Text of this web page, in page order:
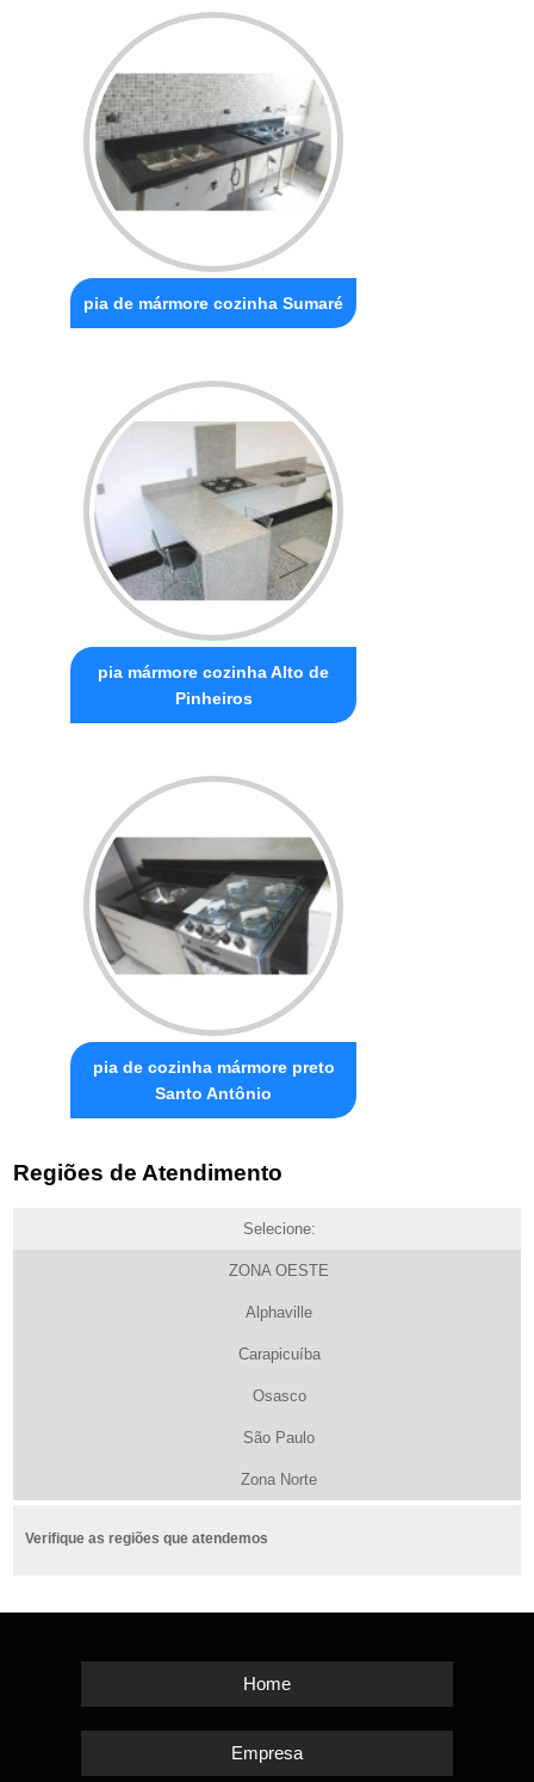
pia de mármore cozinha Sumaré
pia mármore cozinha Alto de
Pinheiros
pia de cozinha mármore preto
Santo Antônio
Regiões de Atendimento
Selecione:
ZONA OESTE
Alphaville
Carapicuíba
Osasco
São Paulo
Zona Norte
Verifique as regiões que atendemos
Home
Empresa